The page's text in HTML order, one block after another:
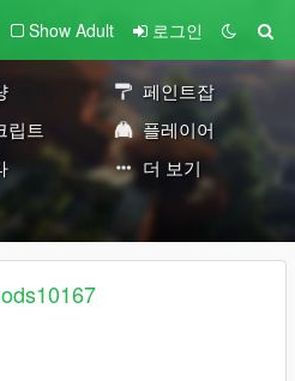
Show Adult 로그인
페인트잡
립트
플레이어
더 보기